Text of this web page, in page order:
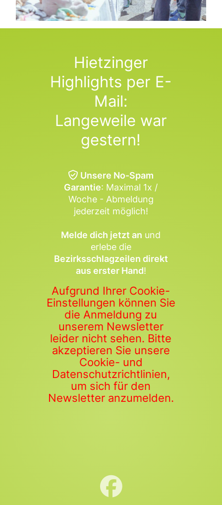
Hietzinger
Highlights per E-
Mail:
Langeweile war
gestern!
Unsere No-Spam
Garantie: Maximal 1x /
Woche - Abmeldung
jederzeit möglich!
Melde dich jetzt an und
erlebe die
Bezirksschlagzeilen direkt
aus erster Hand!
Aufgrund Ihrer Cookie-
Einstellungen können Sie
die Anmeldung zu
unserem Newsletter
leider nicht sehen. Bitte
akzeptieren Sie unsere
Cookie- und
Datenschutzrichtlinien,
um sich für den
Newsletter anzumelden.